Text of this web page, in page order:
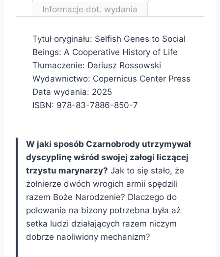
Informacje dot. wydania
Tytuł oryginału: Selfish Genes to Social
Beings: A Cooperative History of Life
Tłumaczenie: Dariusz Rossowski
Wydawnictwo: Copernicus Center Press
Data wydania: 2025
ISBN: 978-83-7886-850-7
W jaki sposób Czarnobrody utrzymywał
dyscyplinę wśród swojej załogi liczącej
trzystu marynarzy? Jak to się stało, że
żołnierze dwóch wrogich armii spędzili
razem Boże Narodzenie? Dlaczego do
polowania na bizony potrzebna była aż
setka ludzi działających razem niczym
dobrze naoliwiony mechanizm?